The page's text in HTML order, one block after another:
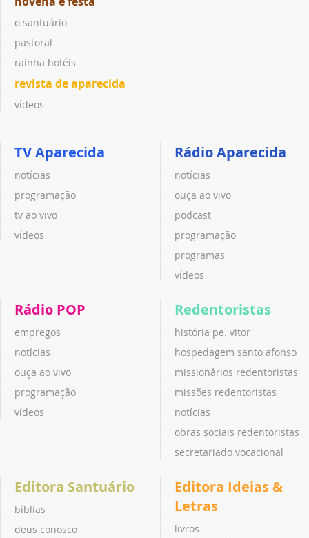
o santuário
pastoral
rainha hotéis
revista de aparecida
vídeos
TV Aparecida
notícias
programação
tv ao vivo
vídeos
Rádio Aparecida
notícias
ouça ao vivo
podcast
programação
programas
vídeos
Rádio POP
empregos
notícias
ouça ao vivo
programação
vídeos
Redentoristas
história pe. vitor
hospedagem santo afonso
missionários redentoristas
missões redentoristas
notícias
obras sociais redentoristas
secretariado vocacional
Editora Santuário
bíblias
deus conosco
Editora Ideias &
Letras
livros